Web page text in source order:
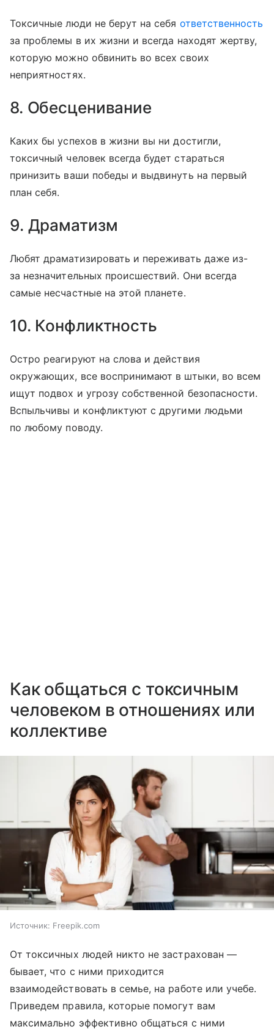
Токсичные люди не берут на себя ответственность
за проблемы в их жизни и всегда находят жертву,
которую можно обвинить во всех своих
неприятностях.
8. Обесценивание
Каких бы успехов в жизни вы ни достигли,
токсичный человек всегда будет стараться
принизить ваши победы и выдвинуть на первый
план себя.
9. Драматизм
Любят драматизировать и переживать даже из-
за незначительных происшествий. Они всегда
самые несчастные на этой планете.
10. Конфликтность
Остро реагируют на слова и действия
окружающих, все воспринимают в штыки, во всем
ищут подвох и угрозу собственной безопасности.
Вспыльчивы и конфликтуют с другими людьми
по любому поводу.
Как общаться с токсичным
человеком в отношениях или
коллективе
Источник: Freepik.com
От токсичных людей никто не застрахован —
бывает, что с ними приходится
взаимодействовать в семье, на работе или учебе.
Приведем правила, которые помогут вам
максимально эффективно общаться с ними